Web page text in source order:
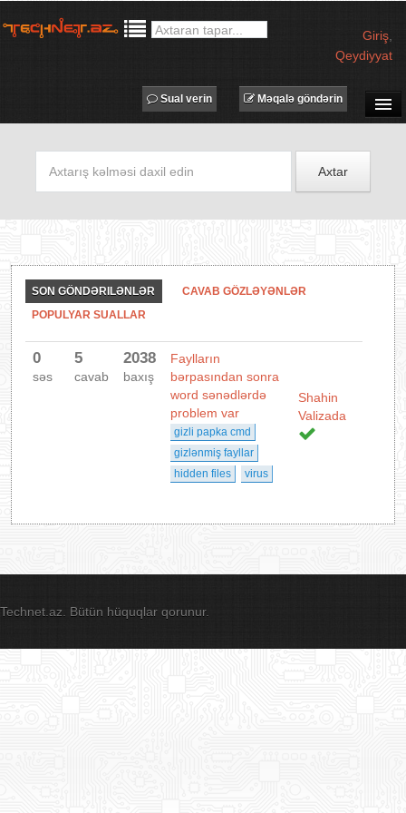
Giriş
Qeydiyyat
MƏQALƏLƏR
İŞ ELANLARI
IT LÜĞƏT
Məqalə göndərin
Sual verin
Axtar
SON GÖNDƏRILƏNLƏR
CAVAB GÖZLƏYƏNLƏR
POPULYAR SUALLAR
0
səs
5
cavab
2038
baxış
Faylların
bərpasından sonra
word sənədlərdə
problem var
gizli papka cmd
gizlənmiş fayllar
hidden files
virus
Shahin
Valizada
Technet.az. Bütün hüquqlar qorunur.